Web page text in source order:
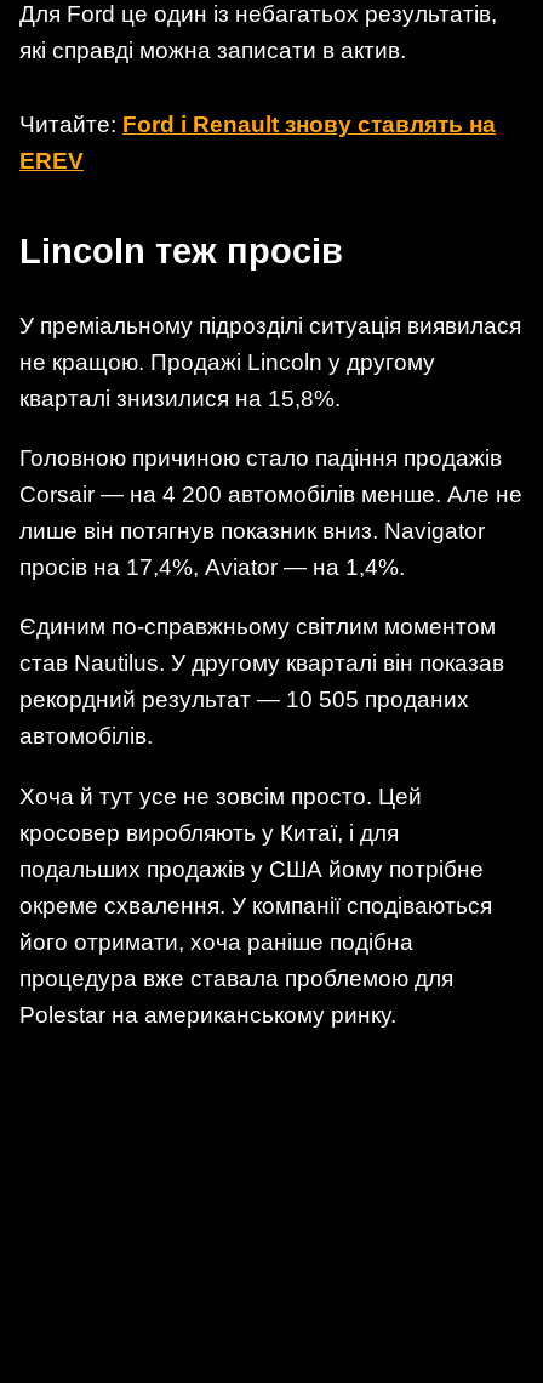
Для Ford це один із небагатьох результатів,
які справді можна записати в актив.
Читайте: Ford і Renault знову ставлять на
EREV
Lincoln теж просів
У преміальному підрозділі ситуація виявилася
не кращою. Продажі Lincoln у другому
кварталі знизилися на 15,8%.
Головною причиною стало падіння продажів
Corsair — на 4 200 автомобілів менше. Але не
лише він потягнув показник вниз. Navigator
просів на 17,4%, Aviator — на 1,4%.
Єдиним по-справжньому світлим моментом
став Nautilus. У другому кварталі він показав
рекордний результат — 10 505 проданих
автомобілів.
Хоча й тут усе не зовсім просто. Цей
кросовер виробляють у Китаї, і для
подальших продажів у США йому потрібне
окреме схвалення. У компанії сподіваються
його отримати, хоча раніше подібна
процедура вже ставала проблемою для
Polestar на американському ринку.